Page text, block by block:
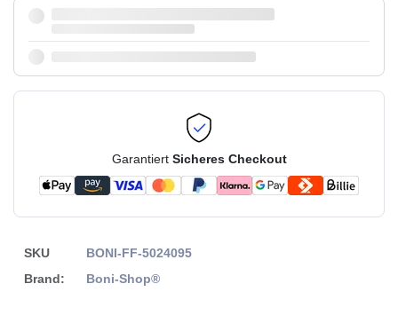
Garantiert Sicheres Checkout
SKU
BONI-FF-5024095
Brand:
Boni-Shop®